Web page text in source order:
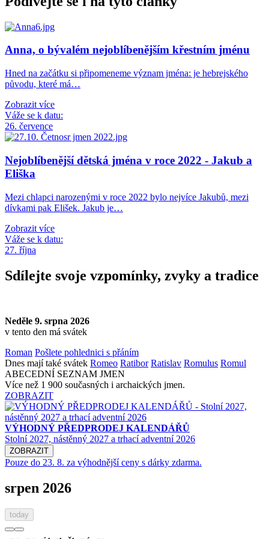
Anna, o bývalém nejoblíbenějším křestním jménu
Hned na začátku si připomeneme význam jména: je hebrejského
původu, které má…
Zobrazit více
Váže se k datu:
26. července
Nejoblíbenější dětská jména v roce 2022 - Jakub a
Eliška
Mezi chlapci narozenými v roce 2022 bylo nejvíce Jakubů, mezi
dívkami pak Elišek. Jakub je…
Zobrazit více
Váže se k datu:
27. října
Sdílejte svoje vzpomínky, zvyky a tradice
Neděle 9. srpna 2026
v tento den má svátek
Roman Pošlete pohlednici s přáním
Dnes mají také svátek Romeo Ratibor Ratislav Romulus Romul
ABECEDNÍ SEZNAM JMEN
Více než 1 900 současných i archaických jmen.
ZOBRAZIT
VÝHODNÝ PŘEDPRODEJ KALENDÁŘŮ
Stolní 2027, nástěnný 2027 a trhací adventní 2026
ZOBRAZIT
Pouze do 23. 8. za výhodnější ceny s dárky zdarma.
srpen 2026
today